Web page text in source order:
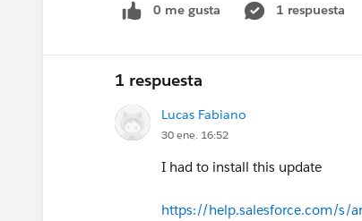
at java.base/
at java.base/
at
at
0 me gusta 1 respuesta
1 respuesta
Lucas Fabiano
30 ene. 16:52
I had to install this update
https://help.salesforce.com/s/